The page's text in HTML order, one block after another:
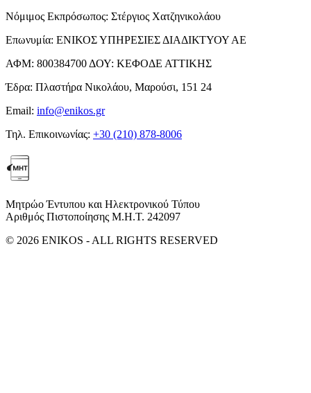
Νόμιμος Εκπρόσωπος: Στέργιος Χατζηνικολάου
Επωνυμία: ΕΝΙΚΟΣ ΥΠΗΡΕΣΙΕΣ ΔΙΑΔΙΚΤΥΟΥ ΑΕ
ΑΦΜ: 800384700 ΔΟΥ: ΚΕΦΟΔΕ ΑΤΤΙΚΗΣ
Έδρα: Πλαστήρα Νικολάου, Μαρούσι, 151 24
Email: info@enikos.gr
Τηλ. Επικοινωνίας: +30 (210) 878-8006
Μητρώο Έντυπου και Ηλεκτρονικού Τύπου
Αριθμός Πιστοποίησης Μ.Η.Τ. 242097
© 2026 ENIKOS - ALL RIGHTS RESERVED